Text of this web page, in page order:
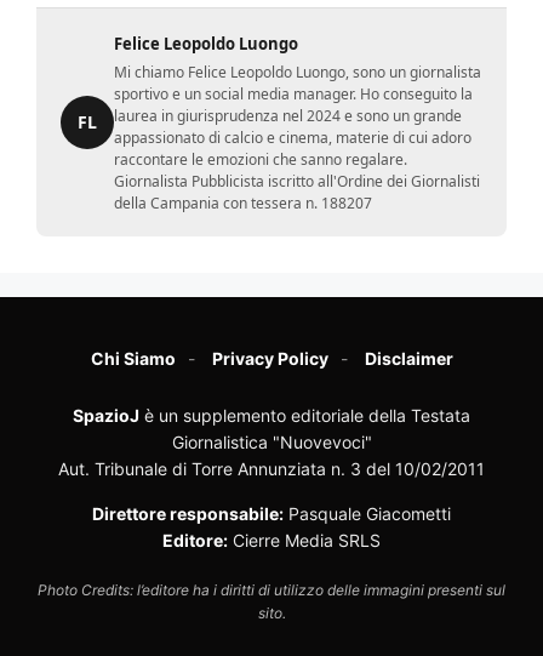
FL
Felice Leopoldo Luongo
Mi chiamo Felice Leopoldo Luongo, sono un giornalista
sportivo e un social media manager. Ho conseguito la
laurea in giurisprudenza nel 2024 e sono un grande
appassionato di calcio e cinema, materie di cui adoro
raccontare le emozioni che sanno regalare.
Giornalista Pubblicista iscritto all'Ordine dei Giornalisti
della Campania con tessera n. 188207
Chi Siamo Privacy Policy Disclaimer
SpazioJ è un supplemento editoriale della Testata
Giornalistica "Nuovevoci"
Aut. Tribunale di Torre Annunziata n. 3 del 10/02/2011
Direttore responsabile: Pasquale Giacometti
Editore: Cierre Media SRLS
Photo Credits: l’editore ha i diritti di utilizzo delle immagini presenti sul
sito.